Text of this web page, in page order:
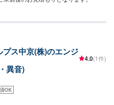
ス中京(株)のエンジ
異音)
4.0(1件)
OK